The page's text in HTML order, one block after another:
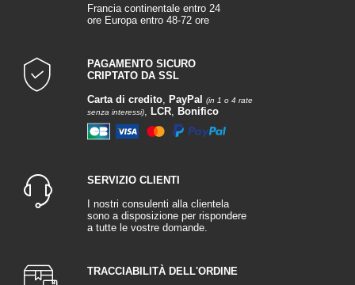
Francia continentale entro 24
ore Europa entro 48-72 ore
PAGAMENTO SICURO
CRIPTATO DA SSL
Carta di credito, PayPal
(in 1 o 4 rate
senza interessi), LCR, Bonifico
SERVIZIO CLIENTI
I nostri consulenti alla clientela
sono a disposizione per rispondere
a tutte le vostre domande.
TRACCIABILITÀ DELL'ORDINE